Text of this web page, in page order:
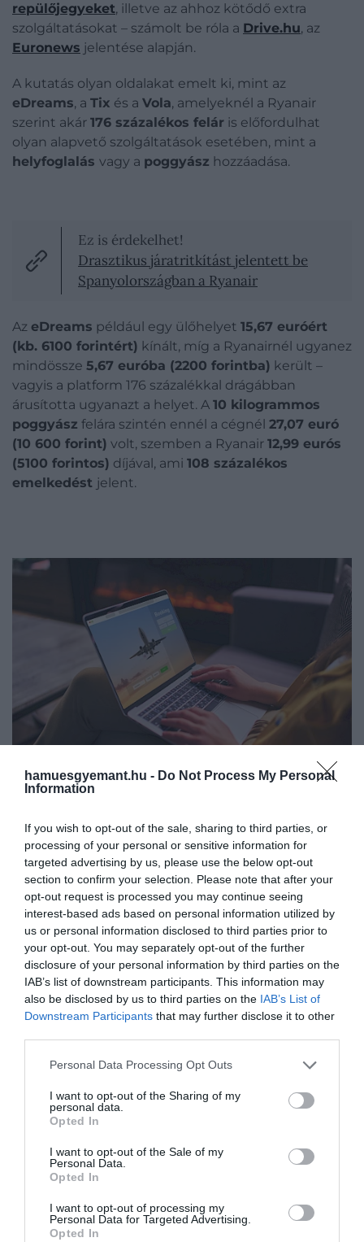
hamuesgyemant.hu - Do Not Process My Personal
Information
If you wish to opt-out of the sale, sharing to third parties, or
processing of your personal or sensitive information for
targeted advertising by us, please use the below opt-out
section to confirm your selection. Please note that after your
opt-out request is processed you may continue seeing
interest-based ads based on personal information utilized by
us or personal information disclosed to third parties prior to
your opt-out. You may separately opt-out of the further
disclosure of your personal information by third parties on the
IAB’s list of downstream participants. This information may
also be disclosed by us to third parties on the IAB’s List of
Downstream Participants that may further disclose it to other
Please note that this website/app uses one or more Google
not limited to your visit or usage behaviour. You may click to
grant or deny consent to Google and its third-party tags to
use your data for below specified purposes in below Google
consent section.
Personal Data Processing Opt Outs
I want to opt-out of the Sharing of my
personal data.
Opted In
I want to opt-out of the Sale of my
Personal Data.
Opted In
I want to opt-out of processing my
Personal Data for Targeted Advertising.
Opted In
repülőjegyeket, illetve az ahhoz kötődő extra
szolgáltatásokat – számolt be róla a Drive.hu, az
Euronews jelentése alapján.
A kutatás olyan oldalakat emelt ki, mint az
eDreams, a Tix és a Vola, amelyeknél a Ryanair
szerint akár 176 százalékos felár is előfordulhat
olyan alapvető szolgáltatások esetében, mint a
helyfoglalás vagy a poggyász hozzáadása.
Ez is érdekelhet!
Drasztikus járatritkítást jelentett be
Spanyolországban a Ryanair
Az eDreams például egy ülőhelyet 15,67 euróért
(kb. 6100 forintért) kínált, míg a Ryanairnél ugyanez
mindössze 5,67 euróba (2200 forintba) került –
vagyis a platform 176 százalékkal drágábban
árusította ugyanazt a helyet. A 10 kilogrammos
poggyász felára szintén ennél a cégnél 27,07 euró
(10 600 forint) volt, szemben a Ryanair 12,99 eurós
(5100 forintos) díjával, ami 108 százalékos
emelkedést jelent.
Tixesetében a helyfoglalás17,50 euróba(6900
forintba), a 20 kilogrammos csomag pedig
euróba (18 000 forintba) került – ez67, illetve 40
százalékkal magasabb ár. AVolais hasonlóan járt
el: a Ryanair17 eurós(6700 forintos) díja helyett25
eurót (9800 forintot) kért elsőbbségi beszállásért és
10 kilogrammos poggyászért, vagyis mintegy
százalékkaltöbbet számoltak rá.
Dara Brady, a Ryanair marketingigazgatója szerint
az ilyen „elkerülhető többletköltségek” elsősorban
ugyanis náluk különösen elterjedt az eDreams
uniós beavatkozást sürget:
bizonyítékok vannak a fogyasztók
sérelmére, sok uniós kormány és